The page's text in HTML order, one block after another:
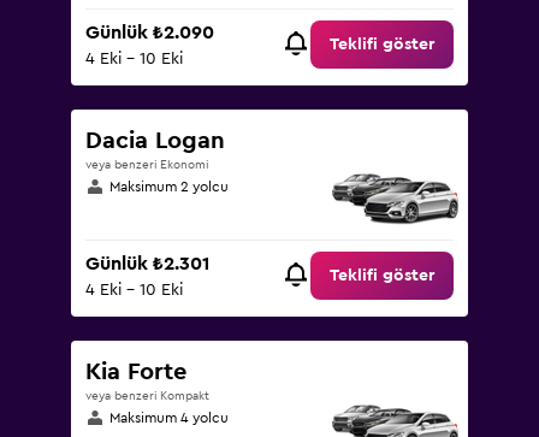
Günlük ₺2.090
4 Eki - 10 Eki
Teklifi göster
Dacia Logan
veya benzeri Ekonomi
Maksimum 2 yolcu
Günlük ₺2.301
4 Eki - 10 Eki
Teklifi göster
Kia Forte
veya benzeri Kompakt
Maksimum 4 yolcu